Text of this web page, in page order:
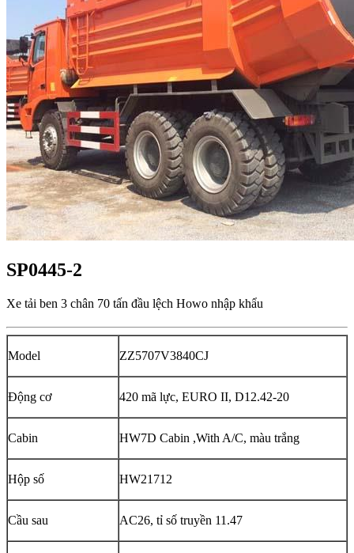
SP0445-2
Xe tải ben 3 chân 70 tấn đầu lệch Howo nhập khẩu
Model ZZ5707V3840CJ
Động cơ 420 mã lực, EURO II, D12.42-20
Cabin HW7D Cabin ,With A/C, màu trắng
Hộp số HW21712
Cầu sau AC26, tỉ số truyền 11.47